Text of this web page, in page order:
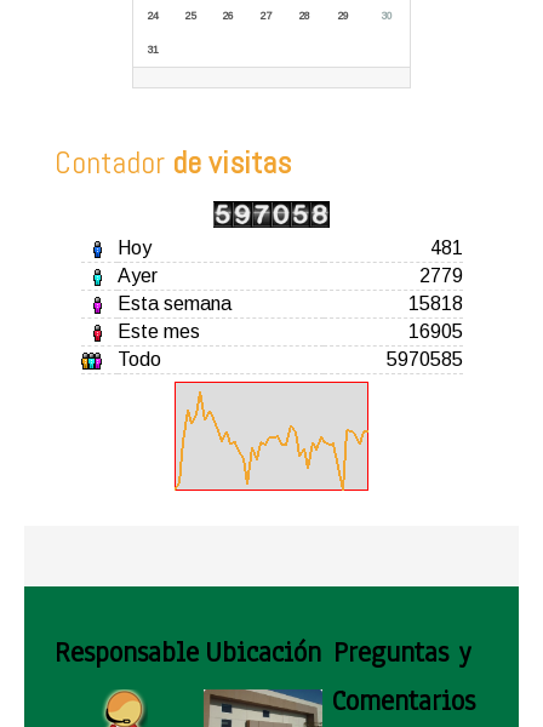
24 25 26 27 28 29 30
31
Contador de visitas
Hoy
481
Ayer
2779
Esta semana
15818
Este mes
16905
Todo
5970585
Responsable Ubicación Preguntas y
Comentarios